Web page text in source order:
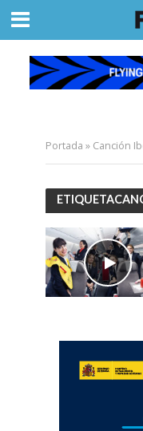
Portada » Canción